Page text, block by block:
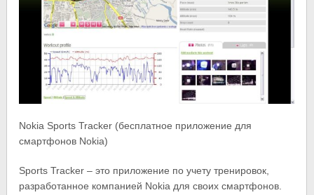
Nokia Sports Tracker (бесплатное приложение для
смартфонов Nokia)
Sports Tracker – это приложение по учету тренировок,
разработанное компанией Nokia для своих смартфонов.